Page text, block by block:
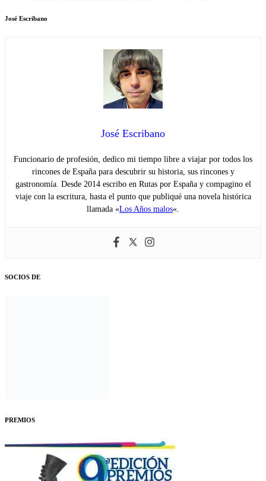
José Escribano
José Escribano
Funcionario de profesión, dedico mi tiempo libre a viajar por todos los
rincones de España para descubrir su historia, sus rincones y
gastronomía. Desde 2014 escribo en Rutas por España y compagino el
viaje con la escritura, hasta el punto que publiqué una novela histórica
llamada «Los Años malos«.
SOCIOS DE
PREMIOS